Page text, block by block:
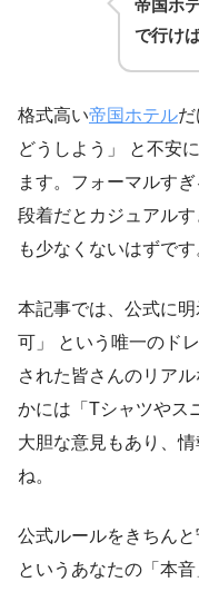
帝国ホ
で行け
格式高い帝国ホテル
どうしよう」 と不安
ます。フォーマルす
段着だとカジュアル
も少なくないはずです
本記事では、公式に
可」 という唯一のド
された皆さんのリア
かには「Tシャツやス
大胆な意見もあり、
ね。
公式ルールをきちん
というあなたの「本